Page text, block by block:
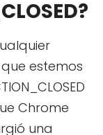
estemos
Chrome
una